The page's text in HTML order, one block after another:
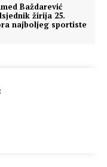
Baždarević
žirija 25.
najboljeg sportiste